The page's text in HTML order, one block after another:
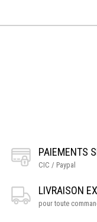
PAIEMENTS
CIC / Paypal
LIVRAISON
pour toute